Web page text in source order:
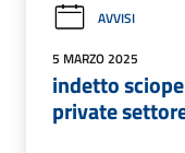
AVVISI
5 MARZO 2025
indetto
private